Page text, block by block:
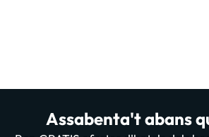
Assabenta't abans